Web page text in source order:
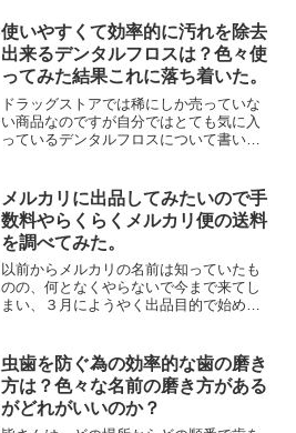
ためにも認知症関連の講演に参加させて
頂いたりしておりました...
使いやすくて効率的に汚れを除去
出来るデンタルフロスは？色々使
ってみた結果これに落ち着いた。
ドラッグストアでは稀にしか売っていな
い商品なのですが自分ではとても気に入
っているデンタルフロスについて書いて
虫歯になりやすいのは歯と歯の間ですも
のね。フロスは使いにくい...
メルカリに出品してみたいので手
数料やらくらくメルカリ便の送料
を調べてみた。
以前からメルカリの名前は知っていたも
のの、何となくやらないで今まで来てし
まい、３月にようやく出品目的で始めて
手に付いていたポイントで買ったりして
いたら、購入しかしていな...
虫歯を防ぐ為の効率的な歯の磨き
方は？色々な名前の磨き方がある
がどれがいいのか？